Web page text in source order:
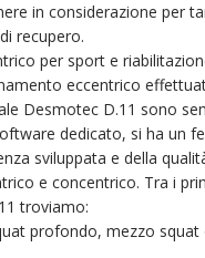
in considerazione per
recupero.
per sport e
eccentrico
Desmotec D.11 sono
dedicato, si ha un
sviluppata e della
e concentrico. Tra i
troviamo:
profondo, mezzo